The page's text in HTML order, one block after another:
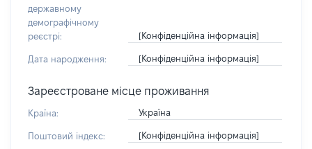
державному
демографічному
реєстрі:
[Конфіденційна інформація]
Дата народження: [Конфіденційна інформація]
Зареєстроване місце проживання
Країна: Україна
Поштовий індекс: [Конфіденційна інформація]